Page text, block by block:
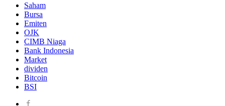
Saham
Bursa
Emiten
OJK
CIMB Niaga
Bank Indonesia
Market
dividen
Bitcoin
BSI